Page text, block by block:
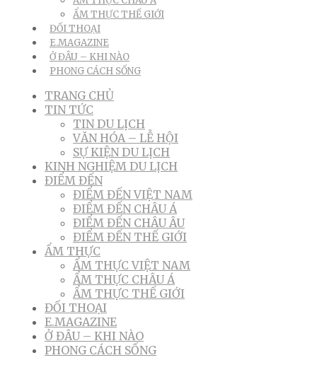
ẨM THỰC THẾ GIỚI
ĐỐI THOẠI
E.MAGAZINE
Ở ĐÂU – KHI NÀO
PHONG CÁCH SỐNG
TRANG CHỦ
TIN TỨC
TIN DU LỊCH
VĂN HÓA – LỄ HỘI
SỰ KIỆN DU LỊCH
KINH NGHIỆM DU LỊCH
ĐIỂM ĐẾN
ĐIỂM ĐẾN VIỆT NAM
ĐIỂM ĐẾN CHÂU Á
ĐIỂM ĐẾN CHÂU ÂU
ĐIỂM ĐẾN THẾ GIỚI
ẨM THỰC
ẨM THỰC VIỆT NAM
ẨM THỰC CHÂU Á
ẨM THỰC THẾ GIỚI
ĐỐI THOẠI
E.MAGAZINE
Ở ĐÂU – KHI NÀO
PHONG CÁCH SỐNG